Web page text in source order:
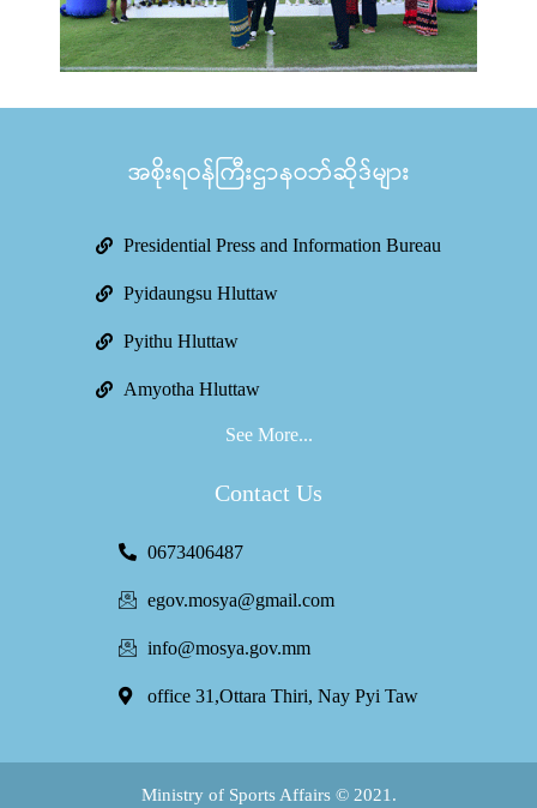
အစိုးရဝန်ကြီးဌာနဝဘ်ဆိုဒ်များ
Presidential Press and Information Bureau
Pyidaungsu Hluttaw
Pyithu Hluttaw
Amyotha Hluttaw
See More...
Contact Us
0673406487
egov.mosya@gmail.com
info@mosya.gov.mm
office 31,Ottara Thiri, Nay Pyi Taw
Ministry of Sports Affairs © 2021.